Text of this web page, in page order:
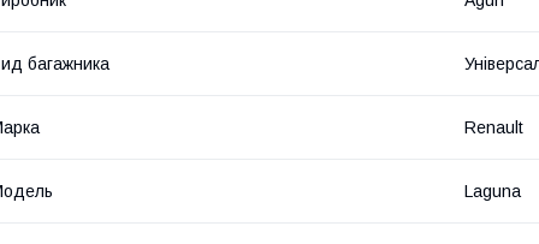
багажника
Renault
Laguna